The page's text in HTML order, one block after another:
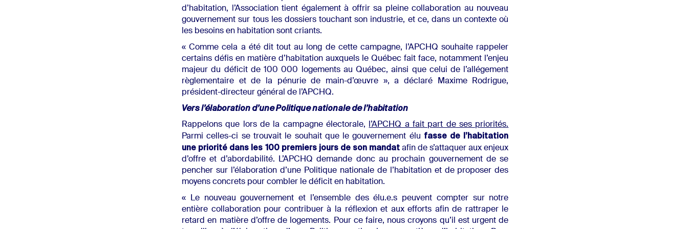
d’habitation, l’Association tient également à offrir sa pleine collaboration au nouveau
gouvernement sur tous les dossiers touchant son industrie, et ce, dans un contexte où
les besoins en habitation sont criants.
« Comme cela a été dit tout au long de cette campagne, l’APCHQ souhaite rappeler
certains défis en matière d’habitation auxquels le Québec fait face, notamment l’enjeu
majeur du déficit de 100 000 logements au Québec, ainsi que celui de l’allégement
règlementaire et de la pénurie de main-d’œuvre », a déclaré Maxime Rodrigue,
président-directeur général de l’APCHQ.
Vers l’élaboration d’une Politique nationale de l’habitation
Rappelons que lors de la campagne électorale, l’APCHQ a fait part de ses priorités.
Parmi celles-ci se trouvait le souhait que le gouvernement élu fasse de l’habitation
une priorité dans les 100 premiers jours de son mandatafin de s’attaquer aux enjeux
d’offre et d’abordabilité. L’APCHQ demande donc au prochain gouvernement de se
pencher sur l’élaboration d’une Politique nationale de l’habitation et de proposer des
moyens concrets pour combler le déficit en habitation.
« Le nouveau gouvernement et l’ensemble des élu.e.s peuvent compter sur notre
entière collaboration pour contribuer à la réflexion et aux efforts afin de rattraper le
retard en matière d’offre de logements. Pour ce faire, nous croyons qu’il est urgent de